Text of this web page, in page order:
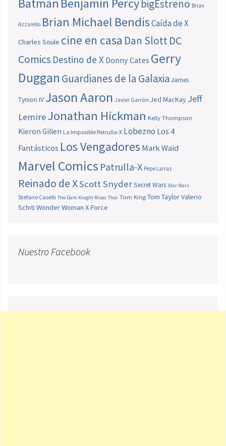
Batman Benjamin PercybigEstreno Brian
Azzarello Brian Michael BendisCaída de X
Charles Soule cine en casa Dan SlottDC
Comics Destino de X Donny Cates Gerry
Duggan Guardianes de la Galaxia James
Tynion IV Jason Aaron Javier Garrón Jed MacKay Jeff
LemireJonathan Hickman Kelly Thompson
Kieron Gillen La Imposible Patrulla-X Lobezno Los 4
Fantásticos Los Vengadores Mark Waid
Marvel Comics Patrulla-X Pepe Larraz
Reinado de XScott SnyderSecret Wars Star Wars
Stefano Caselli The Dark Knight Rises Thor Tom King Tom TaylorValerio
Schiti Wonder Woman X-Force
Nuestro Facebook